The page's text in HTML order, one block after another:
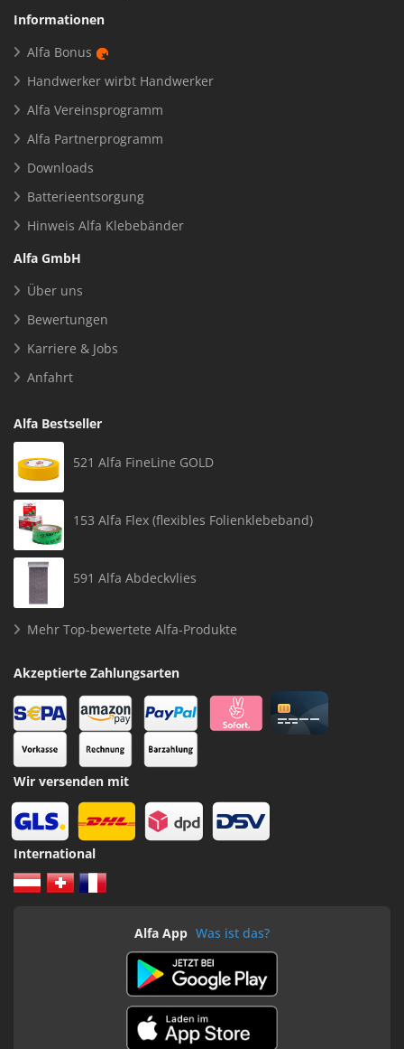
Informationen
Alfa Bonus
Handwerker wirbt Handwerker
Alfa Vereinsprogramm
Alfa Partnerprogramm
Downloads
Batterieentsorgung
Hinweis Alfa Klebebänder
Alfa GmbH
Über uns
Bewertungen
Karriere & Jobs
Anfahrt
Alfa Bestseller
521 Alfa FineLine GOLD
153 Alfa Flex (flexibles Folienklebeband)
591 Alfa Abdeckvlies
Mehr Top-bewertete Alfa-Produkte
Akzeptierte Zahlungsarten
Wir versenden mit
International
Alfa App Was ist das?